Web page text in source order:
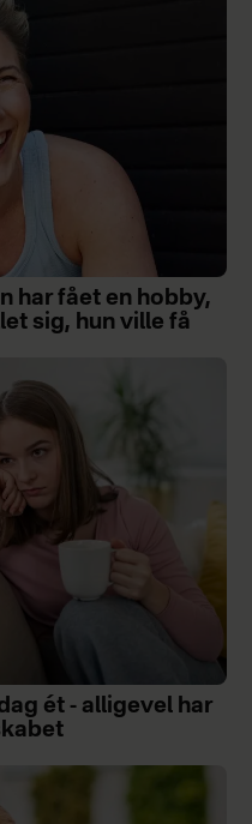
har fået en hobby,
sig, hun ville få
ét - alligevel har